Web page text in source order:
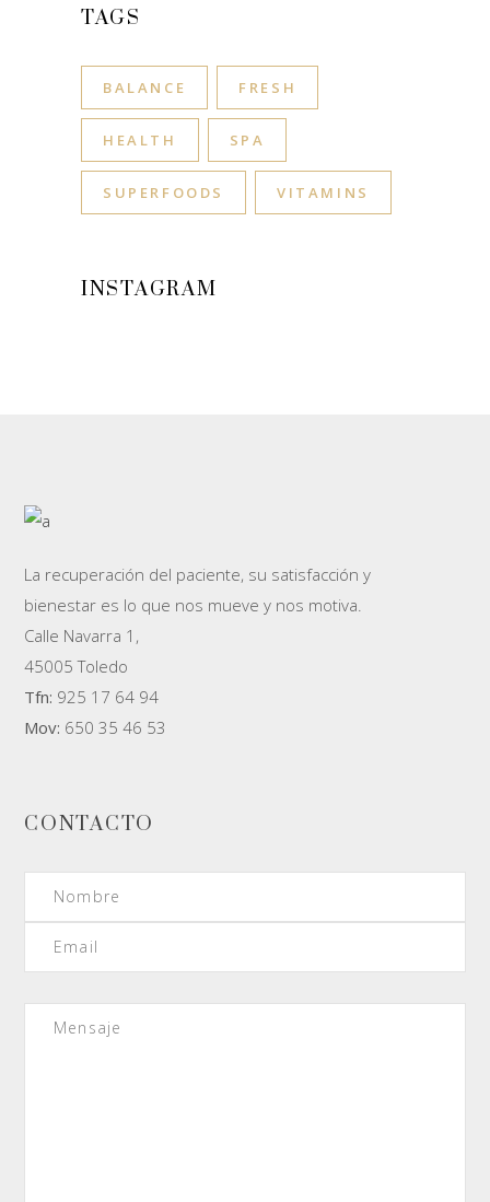
TAGS
BALANCE FRESH
HEALTH SPA
SUPERFOODS VITAMINS
INSTAGRAM
La recuperación del paciente, su satisfacción y
bienestar es lo que nos mueve y nos motiva.
Calle Navarra 1,
45005 Toledo
Tfn: 925 17 64 94
Mov: 650 35 46 53
CONTACTO